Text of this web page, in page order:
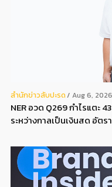
สํานักข่าวสับปะรด Aug 6, 2026
NER อวด Q269 กำไรแตะ
ระหว่างกาลเป็นเงินสด อัตร